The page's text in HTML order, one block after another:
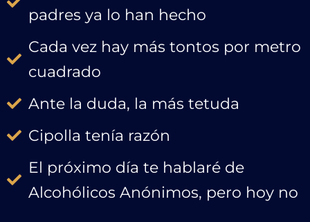
padres ya lo han hecho
Cada vez hay más tontos por metro
cuadrado
Ante la duda, la más tetuda
Cipolla tenía razón
El próximo día te hablaré de
Alcohólicos Anónimos, pero hoy no